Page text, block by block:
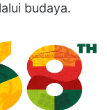
budaya.